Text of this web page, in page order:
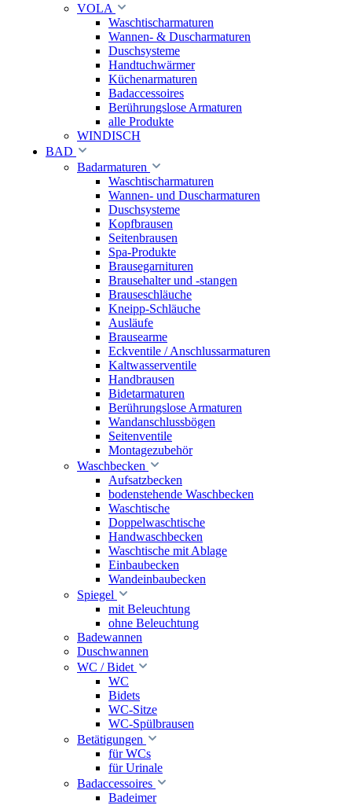
VOLA
Waschtischarmaturen
Wannen- & Duscharmaturen
Duschsysteme
Handtuchwärmer
Küchenarmaturen
Badaccessoires
Berührungslose Armaturen
alle Produkte
WINDISCH
BAD
Badarmaturen
Waschtischarmaturen
Wannen- und Duscharmaturen
Duschsysteme
Kopfbrausen
Seitenbrausen
Spa-Produkte
Brausegarnituren
Brausehalter und -stangen
Brauseschläuche
Kneipp-Schläuche
Ausläufe
Brausearme
Eckventile / Anschlussarmaturen
Kaltwasserventile
Handbrausen
Bidetarmaturen
Berührungslose Armaturen
Wandanschlussbögen
Seitenventile
Montagezubehör
Waschbecken
Aufsatzbecken
bodenstehende Waschbecken
Waschtische
Doppelwaschtische
Handwaschbecken
Waschtische mit Ablage
Einbaubecken
Wandeinbaubecken
Spiegel
mit Beleuchtung
ohne Beleuchtung
Badewannen
Duschwannen
WC / Bidet
WC
Bidets
WC-Sitze
WC-Spülbrausen
Betätigungen
für WCs
für Urinale
Badaccessoires
Badeimer